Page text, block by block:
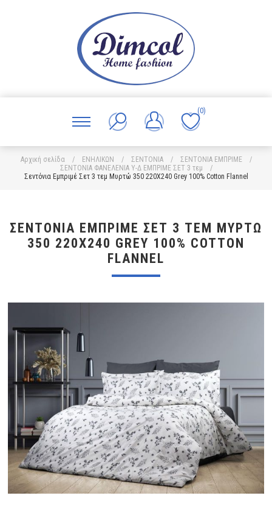
(0)
Αρχική σελίδα / ΕΝΗΛΙΚΩΝ / ΣΕΝΤΟΝΙΑ / ΣΕΝΤΟΝΙΑ ΕΜΠΡΙΜΕ
/
ΣΕΝΤΟΝΙΑ ΦΑΝΕΛΕΝΙΑ Υ-Δ ΕΜΠΡΙΜΕ ΣΕΤ 3 τεμ
/
Σεντόνια Εμπριμέ Σετ 3 τεμ Μυρτώ 350 220X240 Grey 100% Cotton Flannel
ΣΕΝΤΌΝΙΑ ΕΜΠΡΙΜΈ ΣΕΤ 3 ΤΕΜ ΜΥΡΤΏ
350 220X240 GREY 100% COTTON
FLANNEL